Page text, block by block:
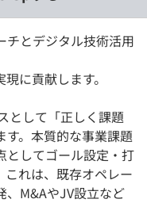
チとデジタル技術活用
に貢献します。
として「正しく課題
。本質的な事業課題
としてゴール設定・打
れは、既存オペレー
、M&AやJV設立など